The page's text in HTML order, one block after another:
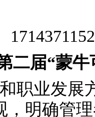
二届“蒙
职业发展
，明确管